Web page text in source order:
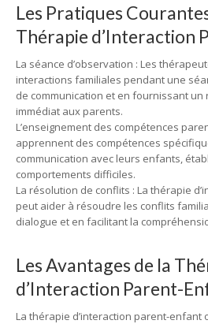
Les Pratiques
Thérapie d’Interaction
La séance d’observation : Les
interactions familiales pendant une
de communication et en fournissant un
immédiat aux parents.
L’enseignement des compétences
apprennent des compétences
communication avec leurs enfants,
comportements difficiles.
La résolution de conflits : La thérapie
peut aider à résoudre les conflits
dialogue et en facilitant la
Les Avantages de la
d’Interaction Parent-
La thérapie d’interaction parent-enfant